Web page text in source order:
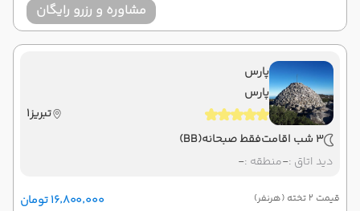
مشاوره و رزرو رایگان
پارس
پارس
تبریز1
3 شب اقامت
فقط صبحانه(BB)
دید اتاق :-منطقه :-
قیمت 2 تخته (هرنفر) ۱۶٬۸۰۰٬۰۰۰ تومان